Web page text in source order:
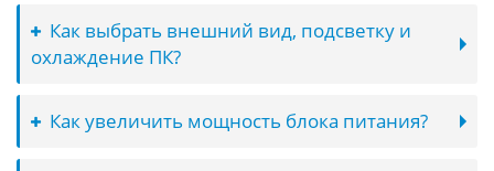
Как выбрать внешний вид, подсветку и
охлаждение ПК?
Как увеличить мощность блока питания?